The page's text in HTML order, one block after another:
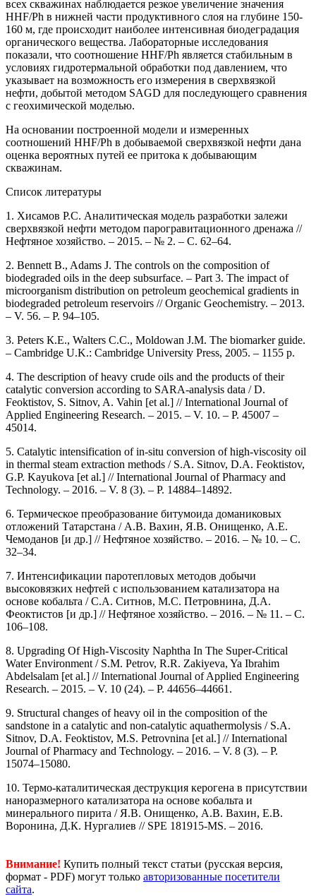
всех скважинах наблюдается резкое увеличение значения
HHF/Ph в нижней части продуктивного слоя на глубине 150-
160 м, где происходит наиболее интенсивная биодеградация
органического вещества. Лабораторные исследования
показали, что соотношение HHF/Ph является стабильным в
условиях гидротермальной обработки под давлением, что
указывает на возможность его измерения в сверхвязкой
нефти, добытой методом SAGD для последующего сравнения
с геохимической моделью.
На основании построенной модели и измеренных
соотношений HHF/Ph в добываемой сверхвязкой нефти дана
оценка вероятных путей ее притока к добывающим
скважинам.
Список литературы
1. Хисамов Р.С. Аналитическая модель разработки залежи
сверхвязкой нефти методом парогравитационного дренажа //
Нефтяное хозяйство. – 2015. – № 2. – С. 62–64.
2. Bennett B., Adams J. The controls on the composition of
biodegraded oils in the deep subsurface. – Part 3. The impact of
microorganism distribution on petroleum geochemical gradients in
biodegraded petroleum reservoirs // Organic Geochemistry. – 2013.
– V. 56. – P. 94–105.
3. Peters К.E., Walters C.C., Moldowan J.М. The biomarker guide.
– Cambridge U.K.: Cambridge University Press, 2005. – 1155 p.
4. The description of heavy crude oils and the products of their
catalytic conversion according to SARA-analysis data / D.
Feoktistov, S. Sitnov, A. Vahin [et al.] // International Journal of
Applied Engineering Research. – 2015. – V. 10. – P. 45007 –
45014.
5. Catalytic intensification of in-situ conversion of high-viscosity oil
in thermal steam extraction methods / S.A. Sitnov, D.A. Feoktistov,
G.P. Kayukova [et al.] // International Journal of Pharmacy and
Technology. – 2016. – V. 8 (3). – P. 14884–14892.
6. Термическое преобразование битумоида доманиковых
отложений Татарстана / А.В. Вахин, Я.В. Онищенко, А.Е.
Чемоданов [и др.] // Нефтяное хозяйство. – 2016. – № 10. – С.
32–34.
7. Интенсификации паротепловых методов добычи
высоковязких нефтей с использованием катализатора на
основе кобальта / С.А. Ситнов, М.С. Петровнина, Д.А.
Феоктистов [и др.] // Нефтяное хозяйство. – 2016. – № 11. – С.
106–108.
8. Upgrading Of High-Viscosity Naphtha In The Super-Critical
Water Environment / S.M. Petrov, R.R. Zakiyeva, Ya Ibrahim
Abdelsalam [et al.] // International Journal of Applied Engineering
Research. – 2015. – V. 10 (24). – Р. 44656–44661.
9. Structural changes of heavy oil in the composition of the
sandstone in a catalytic and non-catalytic aquathermolysis / S.A.
Sitnov, D.A. Feoktistov, M.S. Petrovnina [et al.] // International
Journal of Pharmacy and Technology. – 2016. – V. 8 (3). – P.
15074–15080.
10. Термо-каталитическая деструкция керогена в присутствии
наноразмерного катализатора на основе кобальта и
минерального пирита / Я.В. Онищенко, А.В. Вахин, Е.В.
Воронина, Д.К. Нургалиев // SPE 181915-MS. – 2016.
Внимание! Купить полный текст статьи (русская версия,
формат - PDF) могут только авторизованные посетители
сайта.